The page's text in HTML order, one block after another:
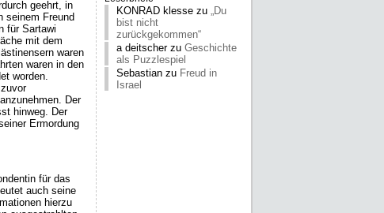
geehrt, in
seinem Freund
für Sartawi
mit dem
waren
waren in den
worden.
Der
hinweg. Der
Ermordung
für das
auch seine
hierzu
KONRAD klesse zu „Du
bist nicht
zurückgekommen“
a deitscherzu Geschichte
als Puzzlespiel
Sebastian zu Freud in
Israel